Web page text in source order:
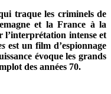
traque les criminels de
et la France à la
l’interprétation intense et
est un film d’espionnage
évoque les grands
des années 70.